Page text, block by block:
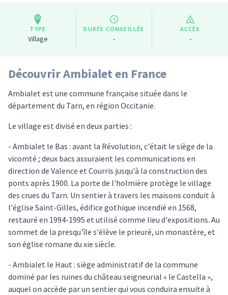
TYPE
Village
DURÉE CONSEILLÉE
-
ACCÈS
-
Découvrir Ambialet en France
Ambialet est une commune française située dans le
département du Tarn, en région Occitanie.
Le village est divisé en deux parties :
- Ambialet le Bas : avant la Révolution, c'était le siège de la
vicomté ; deux bacs assuraient les communications en
direction de Valence et Courris jusqu'à la construction des
ponts après 1900. La porte de l'holmière protège le village
des crues du Tarn. Un sentier à travers les maisons conduit à
l'église Saint-Gilles, édifice gothique incendié en 1568,
restauré en 1994-1995 et utilisé comme lieu d'expositions. Au
sommet de la presqu'île s'élève le prieuré, un monastère, et
son église romane du xie siècle.
- Ambialet le Haut : siège administratif de la commune
dominé par les ruines du château seigneurial « le Castella »,
auquel on accède par un sentier qui vous conduira ensuite à